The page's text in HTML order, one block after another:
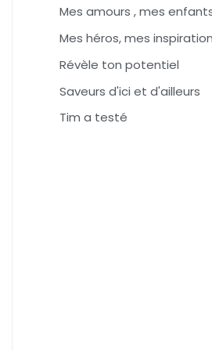
Mes amours , mes
Mes héros, mes
Révèle ton potentiel
Saveurs d'ici et d'ailleurs
Tim a testé